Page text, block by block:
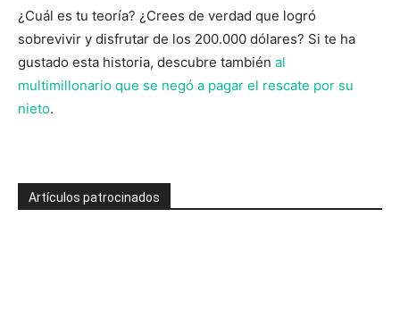
¿Cuál es tu teoría? ¿Crees de verdad que logró
sobrevivir y disfrutar de los 200.000 dólares? Si te ha
gustado esta historia, descubre también al
multimillonario que se negó a pagar el rescate por su
nieto.
Artículos patrocinados